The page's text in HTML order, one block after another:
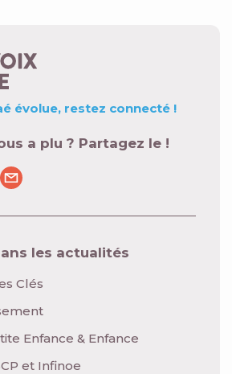
évolue, restez connecté !
a plu ? Partagez le !
les actualités
Clés
Enfance & Enfance
et Infinoe